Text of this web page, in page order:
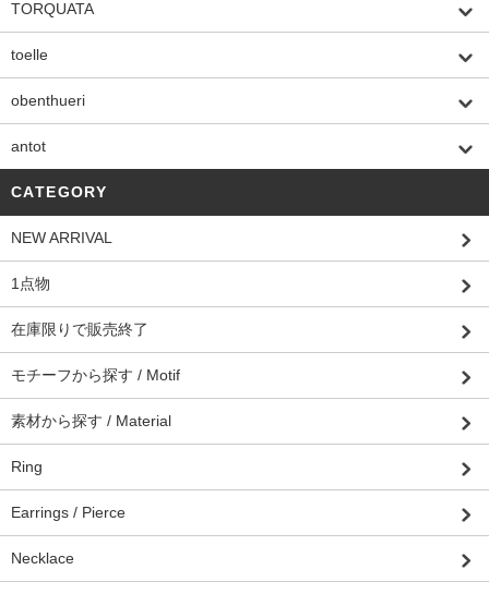
TORQUATA
toelle
obenthueri
antot
CATEGORY
NEW ARRIVAL
1点物
在庫限りで販売終了
モチーフから探す / Motif
素材から探す / Material
Ring
Earrings / Pierce
Necklace